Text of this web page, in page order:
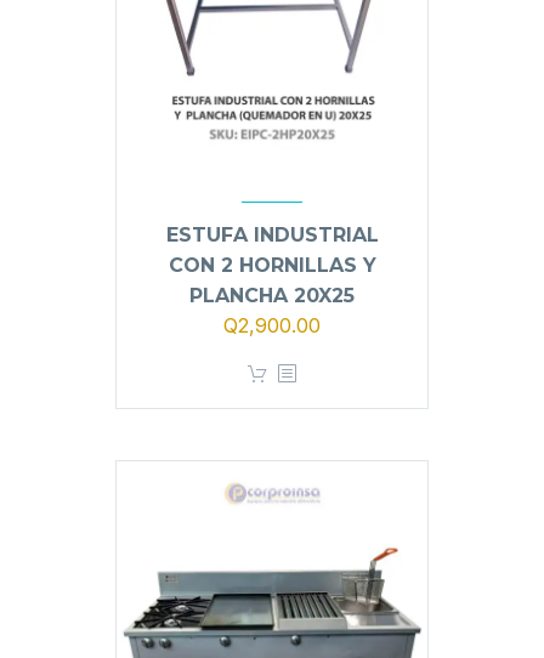
ESTUFA INDUSTRIAL
CON 2 HORNILLAS Y
PLANCHA 20X25
Q2,900.00